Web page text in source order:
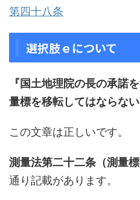
第四十八条
選択肢ｅについて
『国土地理院の長の承諾
量標を移転してはならない
この文章は正しいです。
測量法第二十二条（測量標
通り記載があります。